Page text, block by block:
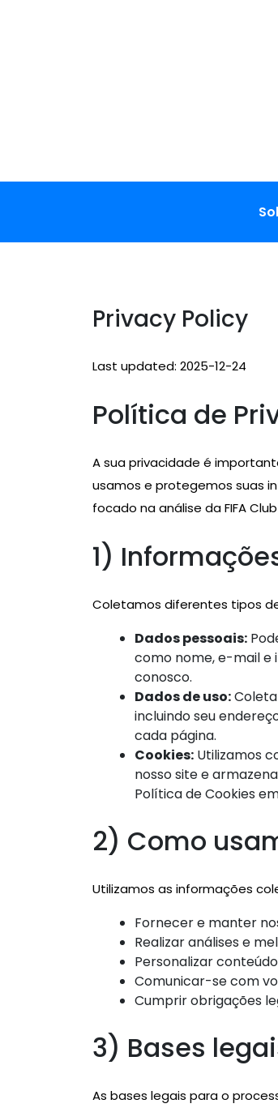
Privacy Policy
Last updated: 2025-12-24
Política de
A sua privacidade é
usamos e protegemos suas
focado na análise da FIFA
1)
Coletamos diferentes tipos
Dados pessoais:
como nome, e-mail e
conosco.
Dados de uso:
incluindo seu
cada página.
Cookies: Utilizamos
nosso site e
Política de Cookies
2) Como
Utilizamos as informações
Fornecer e manter
Realizar análises e
Personalizar
Comunicar-se com
Cumprir obrigações
3) Bases
As bases legais para o